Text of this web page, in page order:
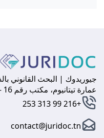
جيوريدوك | البحث القانوني
عمارة تيتانيوم، مكتب رقم 16 - 1053 ضفاف البحيرة 2 - تونس
+216 99 313 253
contact@juridoc.tn